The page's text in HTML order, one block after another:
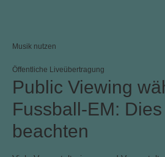
Musik nutzen
Öffentliche Liveübertragung
Public Viewing
Fussball-EM:
beachten